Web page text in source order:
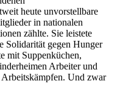
heute unvorstellbare
in nationalen
zählte. Sie leistete
Solidarität gegen Hunger
mit Suppenküchen,
Arbeiter und
Und zwar